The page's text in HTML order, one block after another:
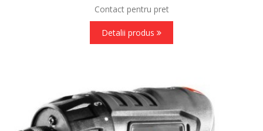
Contact pentru pret
Detalii produs